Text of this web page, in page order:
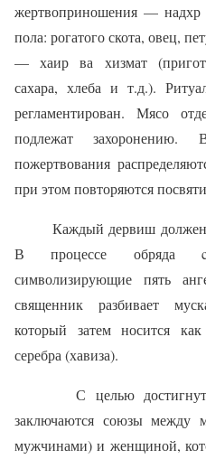
жертвоприношения — надхр
пола: рогатого скота, овец,
— хаир ва хизмат
сахара, хлеба и т.д.).
регламентиро­ван. Мясо
подлежат
пожертвования
при этом повторяются
Каждый дервиш
В процессе обряда
символизирующие пять
священник разбивает
который затем носится
серебра (хавиза).
С целью
заключаются союзы между
мужчинами) и женщиной,